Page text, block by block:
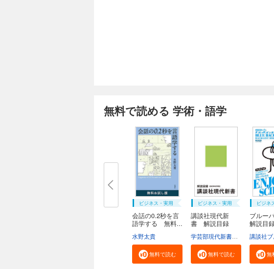
小杉考司：専修大学人
理統計学のエッセンス
紀ノ定保礼：静岡理工
清水裕士：関西学院大
ダイナミックスが専門
著書は「社会心理学の
計法」（放送大学教育
無料で読める 学術・語学
ビジネス・実用
会話の0.2秒を言
語学する 無料...
水野太貴
無料で読む
ビジネス・実用
講談社現代新
書 解説目録
無料で読む
ビジネ
ブルー
解説目
無